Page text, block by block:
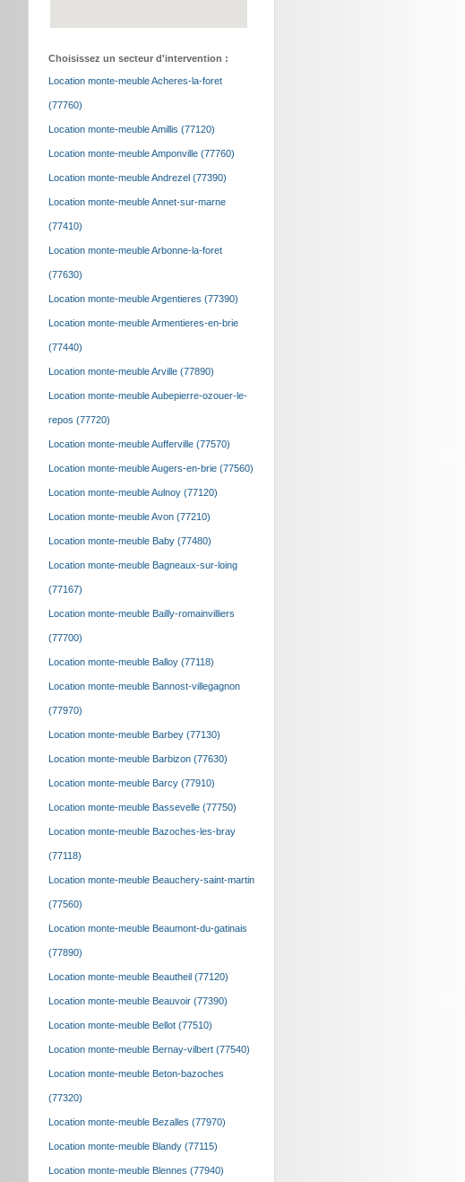
Choisissez un secteur d'intervention :
Location monte-meuble Acheres-la-foret
(77760)
Location monte-meuble Amillis (77120)
Location monte-meuble Amponville (77760)
Location monte-meuble Andrezel (77390)
Location monte-meuble Annet-sur-marne
(77410)
Location monte-meuble Arbonne-la-foret
(77630)
Location monte-meuble Argentieres (77390)
Location monte-meuble Armentieres-en-brie
(77440)
Location monte-meuble Arville (77890)
Location monte-meuble Aubepierre-ozouer-le-
repos (77720)
Location monte-meuble Aufferville (77570)
Location monte-meuble Augers-en-brie (77560)
Location monte-meuble Aulnoy (77120)
Location monte-meuble Avon (77210)
Location monte-meuble Baby (77480)
Location monte-meuble Bagneaux-sur-loing
(77167)
Location monte-meuble Bailly-romainvilliers
(77700)
Location monte-meuble Balloy (77118)
Location monte-meuble Bannost-villegagnon
(77970)
Location monte-meuble Barbey (77130)
Location monte-meuble Barbizon (77630)
Location monte-meuble Barcy (77910)
Location monte-meuble Bassevelle (77750)
Location monte-meuble Bazoches-les-bray
(77118)
Location monte-meuble Beauchery-saint-martin
(77560)
Location monte-meuble Beaumont-du-gatinais
(77890)
Location monte-meuble Beautheil (77120)
Location monte-meuble Beauvoir (77390)
Location monte-meuble Bellot (77510)
Location monte-meuble Bernay-vilbert (77540)
Location monte-meuble Beton-bazoches
(77320)
Location monte-meuble Bezalles (77970)
Location monte-meuble Blandy (77115)
Location monte-meuble Blennes (77940)